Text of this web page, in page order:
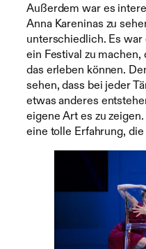
Außerdem war es
Anna Kareninas zu
unterschiedlich. Es
ein Festival zu
das erleben können.
sehen, dass bei jeder
etwas anderes
eigene Art es zu
eine tolle Erfahrung,